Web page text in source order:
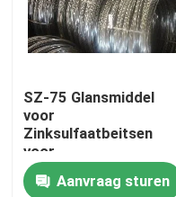
Over Ons
Kwaliteitscontrole
Neem contact met
SZ-75 Glansmiddel
voor
Zinksulfaatbeitsen
voor
Koolstofstaaldraad
Aanvraag sturen